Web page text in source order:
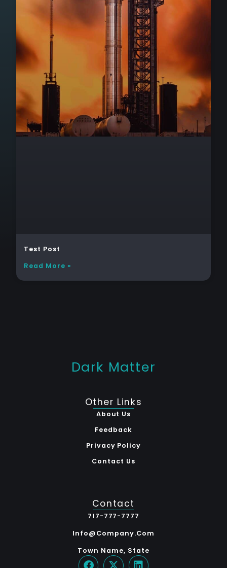
Test Post
Read More »
Dark Matter
Other Links
About Us
Feedback
Privacy Policy
Contact Us
Contact
717-777-7777
Info@company.com
Town Name, State